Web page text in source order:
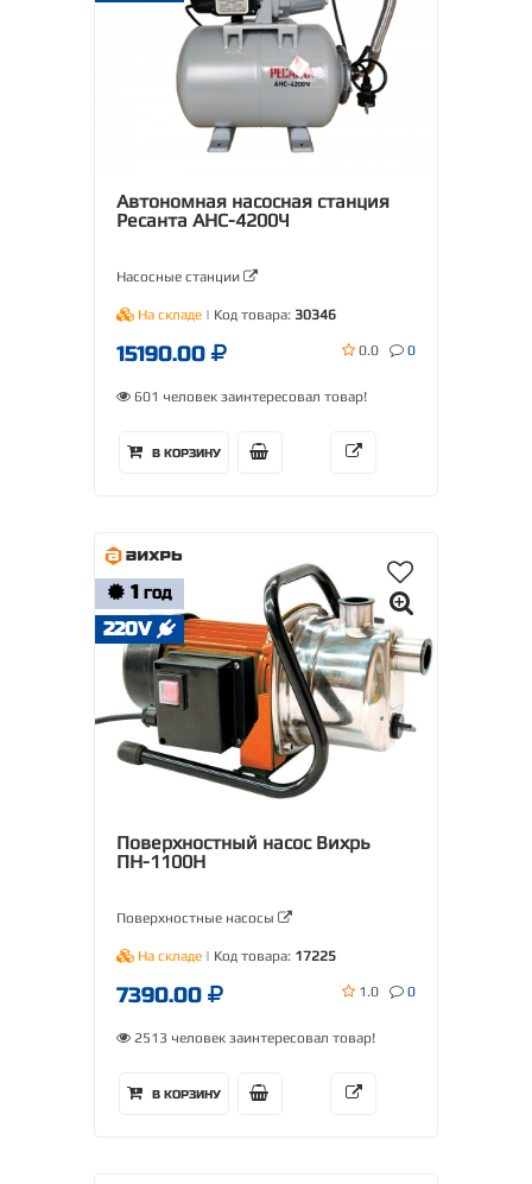
Автономная насосная станция
Ресанта АНС-4200Ч
Насосные станции
На складе | Код товара: 30346
15190.00 0.0 0
601 человек заинтересовал товар!
В КОРЗИНУ
1 ГОД
220V
Поверхностный насос Вихрь
ПН-1100Н
Поверхностные насосы
На складе | Код товара: 17225
7390.00 1.0 0
2513 человек заинтересовал товар!
В КОРЗИНУ